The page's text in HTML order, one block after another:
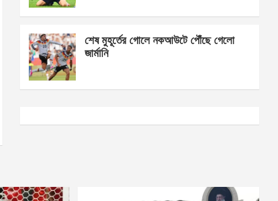
শেষ মুহূর্তের গোলে নকআউটে পৌঁছে গেলো
জার্মানি